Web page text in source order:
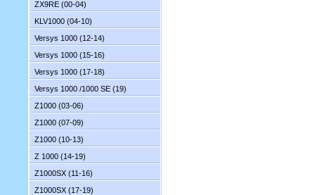
ZX9RE (00-04)
KLV1000 (04-10)
Versys 1000 (12-14)
Versys 1000 (15-16)
Versys 1000 (17-18)
Versys 1000 /1000 SE (19)
Z1000 (03-06)
Z1000 (07-09)
Z1000 (10-13)
Z 1000 (14-19)
Z1000SX (11-16)
Z1000SX (17-19)